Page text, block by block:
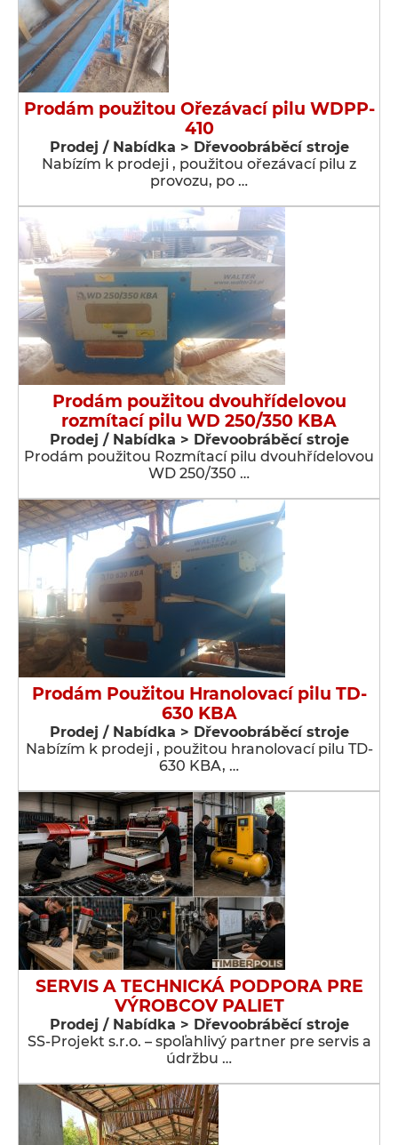
Prodám použitou Ořezávací pilu WDPP-
410
Prodej / Nabídka > Dřevoobráběcí stroje
Nabízím k prodeji , použitou ořezávací pilu z
provozu, po …
Prodám použitou dvouhřídelovou
rozmítací pilu WD 250/350 KBA
Prodej / Nabídka > Dřevoobráběcí stroje
Prodám použitou Rozmítací pilu dvouhřídelovou
WD 250/350 …
Prodám Použitou Hranolovací pilu TD-
630 KBA
Prodej / Nabídka > Dřevoobráběcí stroje
Nabízím k prodeji , použitou hranolovací pilu TD-
630 KBA, …
SERVIS A TECHNICKÁ PODPORA PRE
VÝROBCOV PALIET
Prodej / Nabídka > Dřevoobráběcí stroje
SS-Projekt s.r.o. – spoľahlivý partner pre servis a
údržbu …